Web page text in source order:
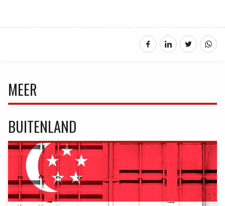
MEER
BUITENLAND